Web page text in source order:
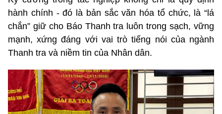
hành chính - đó là bản sắc văn hóa tổ chức, là “lá
chắn” giữ cho Báo Thanh tra luôn trong sạch, vững
mạnh, xứng đáng với vai trò tiếng nói của ngành
Thanh tra và niềm tin của Nhân dân.